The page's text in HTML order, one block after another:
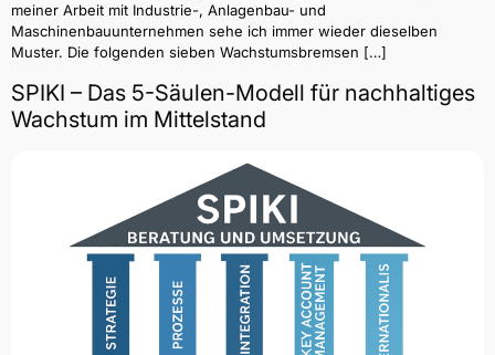
meiner Arbeit mit Industrie-, Anlagenbau- und
Maschinenbauunternehmen sehe ich immer wieder dieselben
Muster. Die folgenden sieben Wachstumsbremsen […]
SPIKI – Das 5-Säulen-Modell für nachhaltiges
Wachstum im Mittelstand